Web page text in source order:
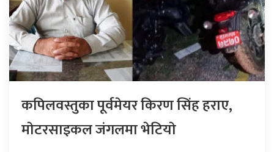
कपिलवस्तुका पूर्वमेयर किरण सिंह हराए,
माेटरसाइकल जंगलमा भेटियाे